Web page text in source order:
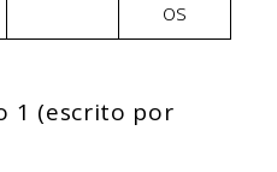
os
1 (escrito por